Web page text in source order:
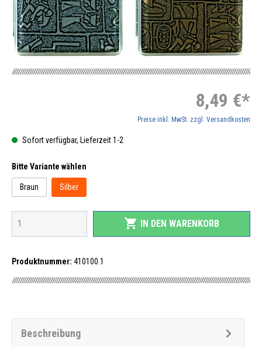
8,49 €*
Preise inkl. MwSt. zzgl. Versandkosten
Sofort verfügbar, Lieferzeit 1-2
Bitte Variante wählen
Braun Silber
shopping_cart IN DEN WARENKORB
Produktnummer: 410100.1
Beschreibung